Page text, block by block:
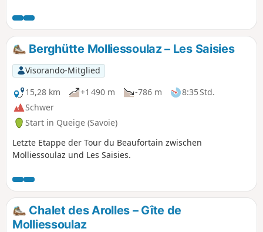
kleinen Schweiz gleicht.
Berghütte Molliessoulaz – Les Saisies
Visorando-Mitglied
15,28 km
+1 490 m -786 m
8:35 Std.
Schwer
Start in Queige (Savoie)
Letzte Etappe der Tour du Beaufortain zwischen
Molliessoulaz und Les Saisies.
Chalet des Arolles – Gîte de
Molliessoulaz